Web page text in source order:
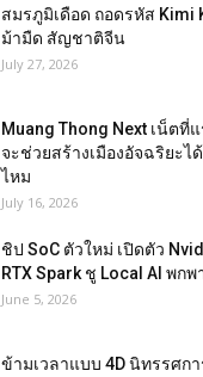
สมรภูมิเดือด ถอดรหัส Kimi
ม้ามืด สัญชาติจีน
July 27, 2026
Muang Thong Next เน็ตที่
จะช่วยสร้างเมืองอัจฉริยะไ
ไหม
July 16, 2026
ชิป SoC ตัวใหม่ เปิดตัว
RTX Spark ชู Local AI พกพ
June 5, 2026
ข้ามเวลาแบบ 4D นิทรรศกา